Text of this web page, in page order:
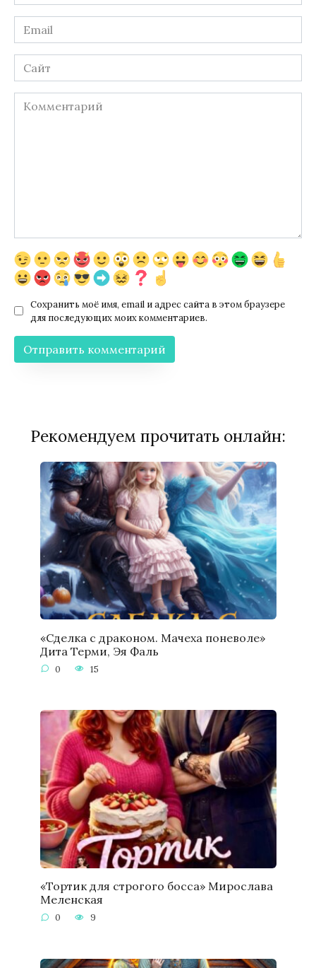
Email
*
Сайт
Комментарий
Сохранить моё имя, email и адрес сайта в этом браузере
для последующих моих комментариев.
Рекомендуем прочитать онлайн:
«Сделка с драконом. Мачеха поневоле»
Дита Терми, Эя Фаль
0 15
«Тортик для строгого босса» Мирослава
Меленская
0 9